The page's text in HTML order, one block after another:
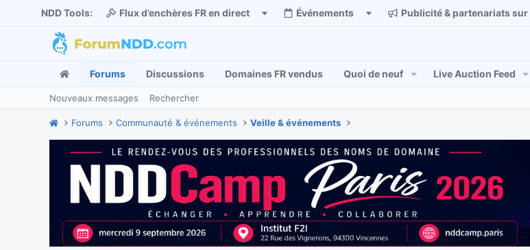
NDD Tools: Flux d’enchères FR en direct Événements Publicité & partenariats sur
Forums Discussions Domaines FR vendus Quoi de neuf Live Auction Feed
Nouveaux messages Rechercher
Forums Communauté & événements Veille & événements